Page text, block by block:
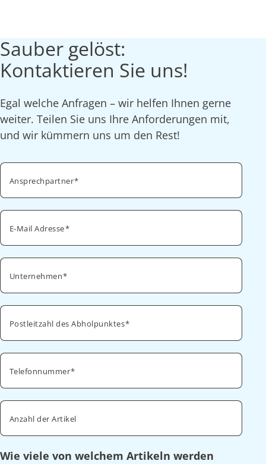
Sauber gelöst:
Kontaktieren Sie uns!
Egal welche Anfragen – wir helfen Ihnen gerne
weiter. Teilen Sie uns Ihre Anforderungen mit,
und wir kümmern uns um den Rest!
Ansprechpartner
E-Mail Adresse
Unternehmen
Postleitzahl des Abholpunktes
Telefonnummer
Anzahl der Artikel
Wie viele von welchem Artikeln werden